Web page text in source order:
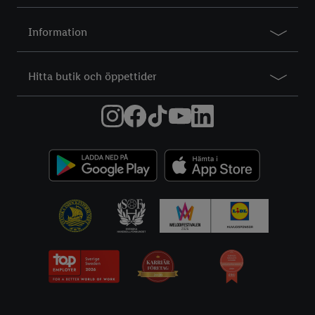
Information
Hitta butik och öppettider